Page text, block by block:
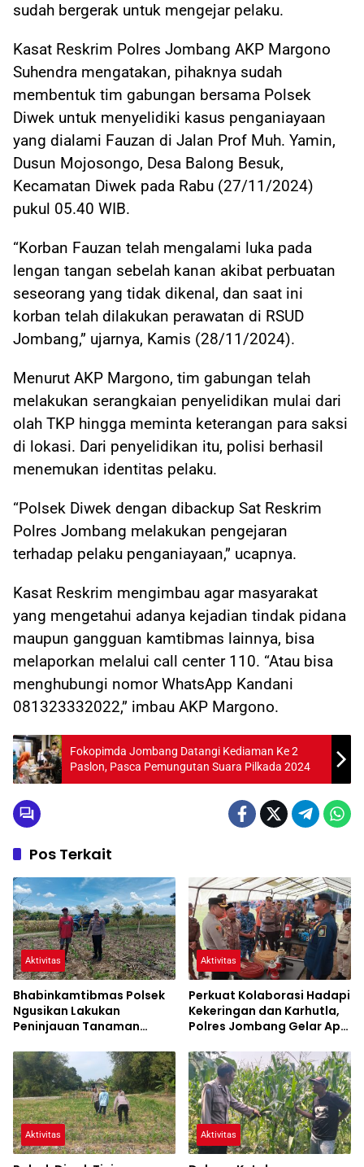
sudah bergerak untuk mengejar pelaku.
Kasat Reskrim Polres Jombang AKP Margono
Suhendra mengatakan, pihaknya sudah
membentuk tim gabungan bersama Polsek
Diwek untuk menyelidiki kasus penganiayaan
yang dialami Fauzan di Jalan Prof Muh. Yamin,
Dusun Mojosongo, Desa Balong Besuk,
Kecamatan Diwek pada Rabu (27/11/2024)
pukul 05.40 WIB.
“Korban Fauzan telah mengalami luka pada
lengan tangan sebelah kanan akibat perbuatan
seseorang yang tidak dikenal, dan saat ini
korban telah dilakukan perawatan di RSUD
Jombang,” ujarnya, Kamis (28/11/2024).
Menurut AKP Margono, tim gabungan telah
melakukan serangkaian penyelidikan mulai dari
olah TKP hingga meminta keterangan para saksi
di lokasi. Dari penyelidikan itu, polisi berhasil
menemukan identitas pelaku.
“Polsek Diwek dengan dibackup Sat Reskrim
Polres Jombang melakukan pengejaran
terhadap pelaku penganiayaan,” ucapnya.
Kasat Reskrim mengimbau agar masyarakat
yang mengetahui adanya kejadian tindak pidana
maupun gangguan kamtibmas lainnya, bisa
melaporkan melalui call center 110. “Atau bisa
menghubungi nomor WhatsApp Kandani
081323332022,” imbau AKP Margono.
Fokopimda Jombang Datangi Kediaman Ke 2
Paslon, Pasca Pemungutan Suara Pilkada 2024
Pos Terkait
Aktivitas
Bhabinkamtibmas Polsek
Ngusikan Lakukan
Peninjauan Tanaman
Mendukung Ketahanan
Pangan
Aktivitas
Perkuat Kolaborasi Hadapi
Kekeringan dan Karhutla,
Polres Jombang Gelar Apel
Aktivitas Aktivitas